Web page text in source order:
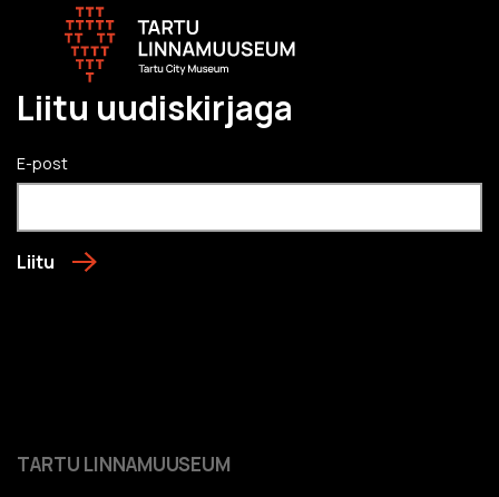
Liitu uudiskirjaga
E-post
Liitu
TARTU LINNAMUUSEUM